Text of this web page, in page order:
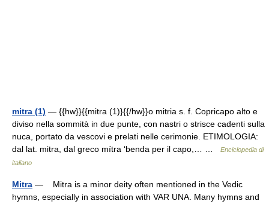
mitra (1) — {{hw}}{{mitra (1)}{{/hw}}o mitria s. f. Copricapo alto e
diviso nella sommità in due punte, con nastri o strisce cadenti sulla
nuca, portato da vescovi e prelati nelle cerimonie. ETIMOLOGIA:
dal lat. mitra, dal greco mítra ‘benda per il capo,… …
Enciclopedia di
italiano
Mitra — Mitra is a minor deity often mentioned in the Vedic
hymns, especially in association with VAR UNA. Many hymns and